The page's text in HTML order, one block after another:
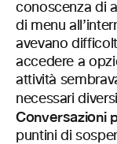
conoscenza di
di menu
avevano
accedere a
attività
necessari
Conversazioni
puntini di